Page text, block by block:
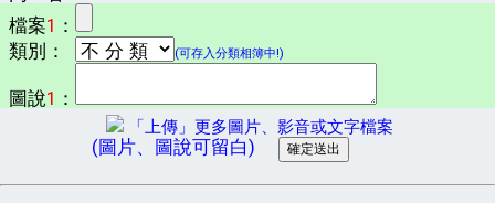
檔案1 ：
類別：
(可存入分類相簿中!)
圖說1 ：
「上傳」更多圖片、影音或文字檔案
(圖片、圖說可留白)